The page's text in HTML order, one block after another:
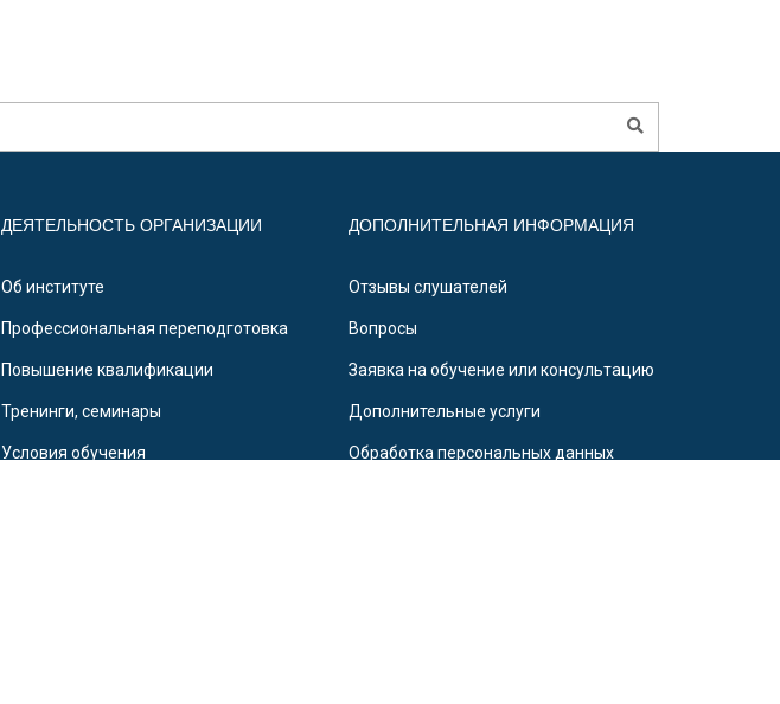
ДЕЯТЕЛЬНОСТЬ ОРГАНИЗАЦИИ
Об институте
Профессиональная переподготовка
Повышение квалификации
Тренинги, семинары
Условия обучения
ДОПОЛНИТЕЛЬНАЯ ИНФОРМАЦИЯ
Отзывы слушателей
Вопросы
Заявка на обучение или консультацию
Дополнительные услуги
Обработка персональных данных